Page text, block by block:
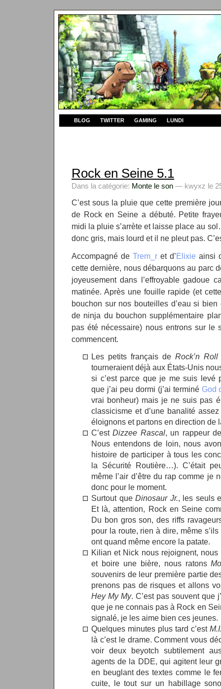
BLOG TWITTER GAMING LUNDI
Rock en Seine 5.1
Dans la catégorie: Monte le son — kwyxz le
C’est sous la pluie que cette première
de Rock en Seine a débuté. Petite
midi la pluie s’arrète et laisse place au
donc gris, mais lourd et il ne pleut pas.
Accompagné de Trem_r et d’Elixie ainsi
cette dernière, nous débarquons au parc
joyeusement dans l’effroyable gadoue
matinée. Après une fouille rapide (et
bouchon sur nos bouteilles d’eau si
de ninja du bouchon supplémentaire
pas été nécessaire) nous entrons sur le
commencent.
Les petits français de Rock’n Roll
tourneraient déjà aux États-Unis
si c’est parce que je me suis levé
que j’ai peu dormi (j’ai terminé God
vrai bonheur) mais je ne suis pas
classicisme et d’une banalité
éloignons et partons en direction de
C’estDizzee Rascal, un rappeur
Nous entendons de loin, nous
histoire de participer à tous les
la Sécurité Routière…). C’était
même l’air d’être du rap comme je
donc pour le moment.
Surtout que Dinosaur Jr., les seuls
Et là, attention, Rock en Seine
Du bon gros son, des riffs
pour la route, rien à dire, même
ont quand même encore la patate.
Kilian et Nick nous rejoignent,
et boire une bière, nous ratons
souvenirs de leur première partie
prenons pas de risques et allons
Hey My My. C’est pas souvent que
que je ne connais pas à Rock en
signalé, je les aime bien ces jeunes.
Quelques minutes plus tard c’est
là c’est le drame. Comment vous
voir deux beyotch subtilement
agents de la DDE, qui agitent leur
en beuglant des textes comme le
cuite, le tout sur un habillage